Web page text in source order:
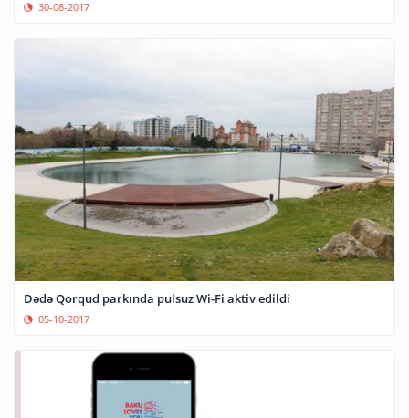
30-08-2017
Dədə Qorqud parkında pulsuz Wi-Fi aktiv edildi
05-10-2017